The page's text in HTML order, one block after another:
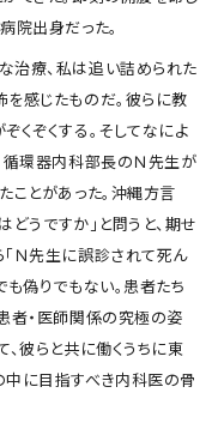
院出身だった。
治療、私は追い詰められた
感じたものだ。彼らに教
くぞくする。そしてなによ
循環器内科部長のＮ先生が
ことがあった。沖縄方言
どうですか」と問うと、期せ
Ｎ先生に誤診されて死ん
も偽りでもない。患者たち
者・医師関係の究極の姿
、彼らと共に働くうちに東
中に目指すべき内科医の骨